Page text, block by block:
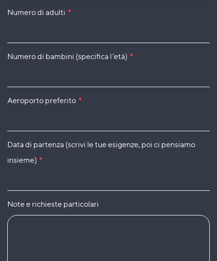
Numero di adulti *
Numero di bambini (specifica l'età) *
Aeroporto preferito *
Data di partenza (scrivi le tue esigenze, poi ci pensiamo
insieme) *
Note e richieste particolari